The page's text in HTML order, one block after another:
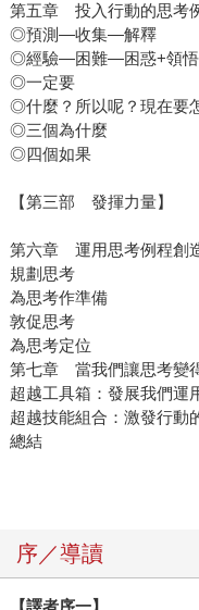
第五章 投入行動的思考
◎預測—收集—解釋
◎經驗—困難—困惑+領悟
◎一定要
◎什麼？所以呢？現在要
◎三個為什麼
◎四個如果
【第三部 發揮力量】
第六章 運用思考例程創
規劃思考
為思考作準備
敦促思考
為思考定位
第七章 當我們讓思考變
超越工具箱：發展我們運
超越技能組合：激發行動
總結
序／導讀
【譯者序一】